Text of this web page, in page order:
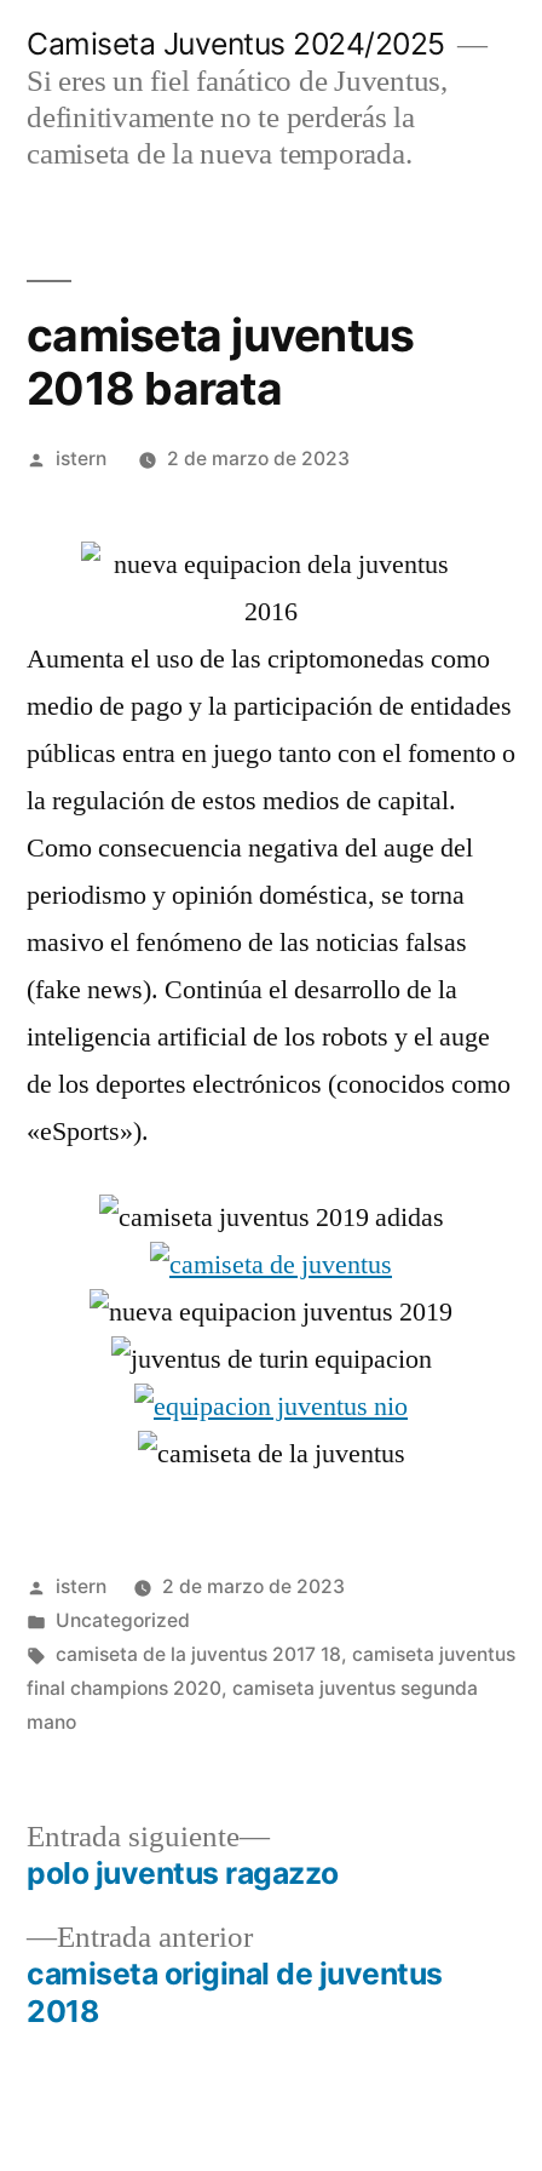
contenido
Camiseta Juventus 2024/2025
Si eres un fiel fanático de Juventus,
definitivamente no te perderás la
camiseta de la nueva temporada.
camiseta juventus
2018 barata
Publicado
istern 2 de marzo de 2023
Aumenta el uso de las criptomonedas como
medio de pago y la participación de entidades
públicas entra en juego tanto con el fomento o
la regulación de estos medios de capital.
Como consecuencia negativa del auge del
periodismo y opinión doméstica, se torna
masivo el fenómeno de las noticias falsas
(fake news). Continúa el desarrollo de la
inteligencia artificial de los robots y el auge
de los deportes electrónicos (conocidos como
«eSports»).
Publicado
por
istern
2 de marzo de 2023
Publicado
en
Uncategorized
Etiquetas:
camiseta de la juventus 2017 18, camiseta juventus
final champions 2020, camiseta juventus segunda
mano
Navegación
de
entradas
Entrada anteriorEntrada
anterior:
camiseta original de juventus
2018
Entrada siguiente
Entrada
siguiente:
polo juventus ragazzo